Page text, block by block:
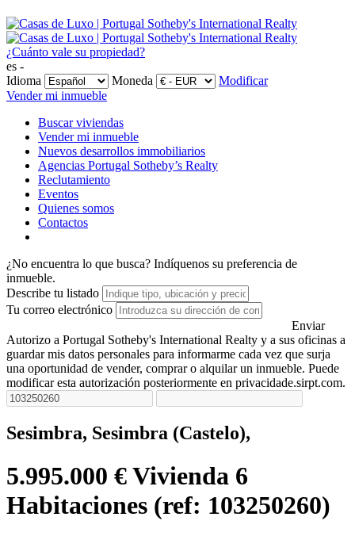
¿Cuánto vale su propiedad?
es -
Idioma
Moneda
Modificar
Vender mi inmueble
Buscar viviendas
Vender mi inmueble
Nuevos desarrollos immobiliarios
Agencias Portugal Sotheby’s Realty
Reclutamiento
Eventos
Quienes somos
Contactos
¿No encuentra lo que busca? Indíquenos su preferencia de
inmueble.
Describe tu listado
Tu correo electrónico
Enviar
Autorizo a Portugal Sotheby's International Realty y a sus oficinas a
guardar mis datos personales para informarme cada vez que surja
una oportunidad de vender, comprar o alquilar un inmueble. Puede
modificar esta autorización posteriormente en privacidade.sirpt.com.
Sesimbra, Sesimbra (Castelo),
5.995.000 €Vivienda 6
Habitaciones (ref: 103250260)